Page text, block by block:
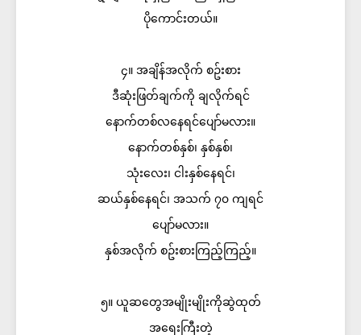
ပိုကောင်းတယ်။
၄။ အချိန်အလိုက် စဥ်းစား
ဒီဆုံးဖြတ်ချက်ကို ချလိုက်ရင်
နောက်တစ်လနေရင်ပျော်မလား။
နောက်တစ်နှစ်၊ နှစ်နှစ်၊
သုံးလေး၊ ငါးနှစ်နေရင်၊
ဆယ်နှစ်နေရင်၊ အသက် ၇၀ ကျရင်
ပျော်မလား။
နှစ်အလိုက် စဥ်းစားကြည့်ကြည့်။
၅။ ယူဆတွေအမျိုးမျိုးကိုဆွဲထုတ်
အရေးကြီးတဲ့